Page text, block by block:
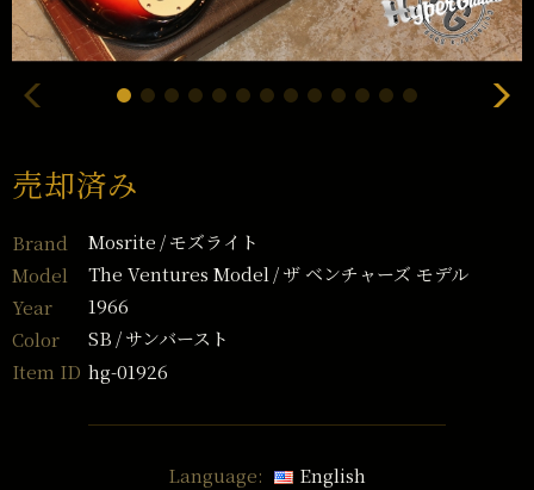
売却済み
Brand Mosrite
モズライト
Model
The Ventures Model
ザ ベンチャーズ モデル
Year
1966
Color
SB
サンバースト
Item ID hg-01926
Language: English